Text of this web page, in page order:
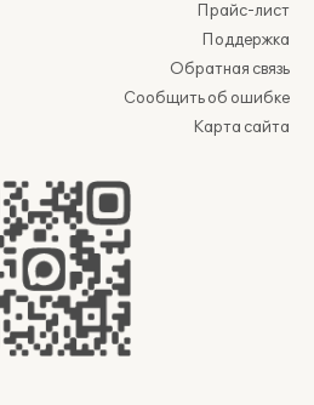
Прайс-лист
Поддержка
Обратная связь
Сообщить об ошибке
Карта сайта